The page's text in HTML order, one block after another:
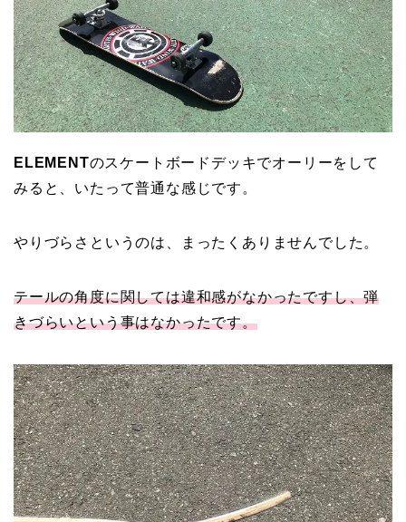
ELEMENTのスケートボードデッキでオーリーをして
みると、いたって普通な感じです。
やりづらさというのは、まったくありませんでした。
テールの角度に関しては違和感がなかったですし、弾
きづらいという事はなかったです。